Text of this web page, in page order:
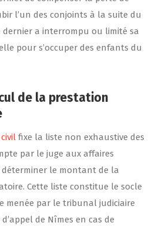
l’un des conjoints à la suite du
dernier a interrompu ou limité sa
pour s’occuper des enfants du
de la prestation
fixe la liste non exhaustive des
par le juge aux affaires
déterminer le montant de la
Cette liste constitue le socle
menée par le tribunal judiciaire
de Nîmes en cas de